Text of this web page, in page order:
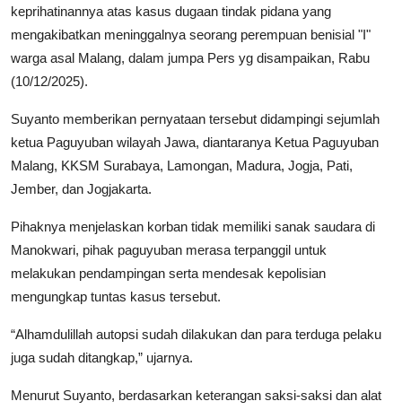
keprihatinannya atas kasus dugaan tindak pidana yang
mengakibatkan meninggalnya seorang perempuan benisial "I"
warga asal Malang, dalam jumpa Pers yg disampaikan, Rabu
(10/12/2025).
Suyanto memberikan pernyataan tersebut didampingi sejumlah
ketua Paguyuban wilayah Jawa, diantaranya Ketua Paguyuban
Malang, KKSM Surabaya, Lamongan, Madura, Jogja, Pati,
Jember, dan Jogjakarta.
Pihaknya menjelaskan korban tidak memiliki sanak saudara di
Manokwari, pihak paguyuban merasa terpanggil untuk
melakukan pendampingan serta mendesak kepolisian
mengungkap tuntas kasus tersebut.
“Alhamdulillah autopsi sudah dilakukan dan para terduga pelaku
juga sudah ditangkap,” ujarnya.
Menurut Suyanto, berdasarkan keterangan saksi-saksi dan alat